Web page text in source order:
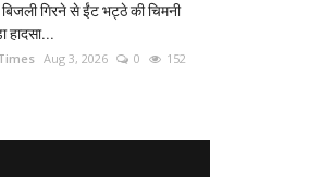
गिरने से ईंट भट्ठे की चिमनी
हादसा...
Aug 3, 2026 0 152